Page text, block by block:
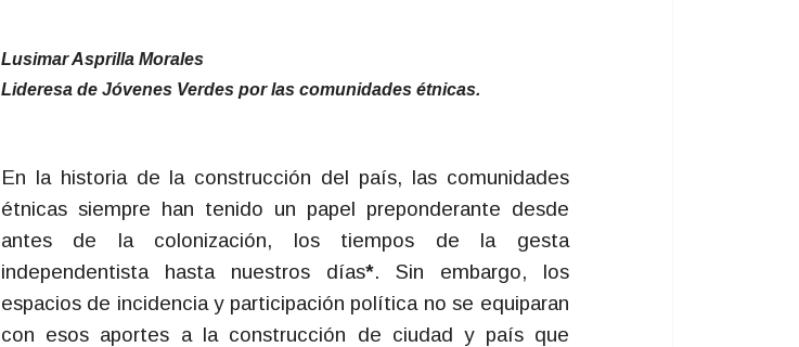
Lusimar Asprilla Morales
Lideresa de Jóvenes Verdes por las comunidades étnicas.
En la historia de la construcción del país, las comunidades
étnicas siempre han tenido un papel preponderante desde
antes de la colonización, los tiempos de la gesta
independentista hasta nuestros días*. Sin embargo, los
espacios de incidencia y participación política no se equiparan
con esos aportes a la construcción de ciudad y país que